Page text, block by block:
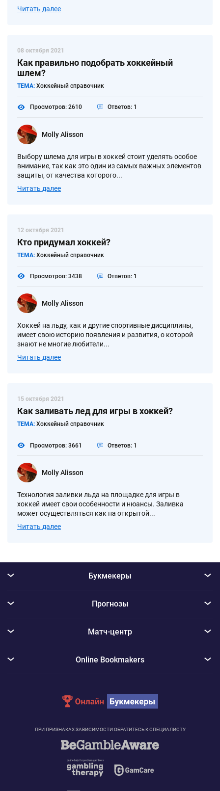
Читать далее
08 октября 2021
Как правильно подобрать хоккейный
шлем?
ТЕМА: Хоккейный справочник
Просмотров: 2610 Ответов: 1
Molly Alisson
Выбору шлема для игры в хоккей стоит уделять особое
внимание, так как это один из самых важных элементов
защиты, от качества которого...
Читать далее
12 октября 2021
Кто придумал хоккей?
ТЕМА: Хоккейный справочник
Просмотров: 3438 Ответов: 1
Molly Alisson
Хоккей на льду, как и другие спортивные дисциплины,
имеет свою историю появления и развития, о которой
знают не многие любители...
Читать далее
15 октября 2021
Как заливать лед для игры в хоккей?
ТЕМА: Хоккейный справочник
Просмотров: 3661 Ответов: 1
Molly Alisson
Технология заливки льда на площадке для игры в
хоккей имеет свои особенности и нюансы. Заливка
может осуществляться как на открытой...
Читать далее
ПРИ ПРИЗНАКАХ ЗАВИСИМОСТИ ОБРАТИТЕСЬ К СПЕЦИАЛИСТУ
Букмекеры
Прогнозы
Матч-центр
Online Bookmakers